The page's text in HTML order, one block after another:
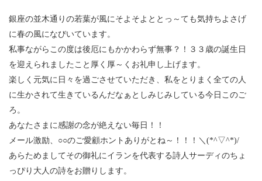
銀座の並木通りの若葉が風にそよそよととっ～ても気持ちよさげ
に春の風になびいています。
私事ながらこの度は後厄にもかかわらず無事？！３３歳の誕生日
を迎えられましたこと厚く厚～くお礼申し上げます。
楽しく元気に日々を過ごさせていただき、私をとりまく全ての人
に生かされて生きているんだなぁとしみじみしている今日このご
ろ。
あなたさまに感謝の念が絶えない毎日！！
メール激励、○○のご愛顧ホントありがとね～！！！＼(*^▽^*)/
あらためましてその御礼にイランを代表する詩人サーディのちょ
っぴり大人の詩をお贈りします。